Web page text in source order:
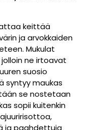
keittää
ja arvokkaiden
Mukulat
ne irtoavat
suosio
syntyy maukas
se nostetaan
sopii kuitenkin
ja paahdettuja